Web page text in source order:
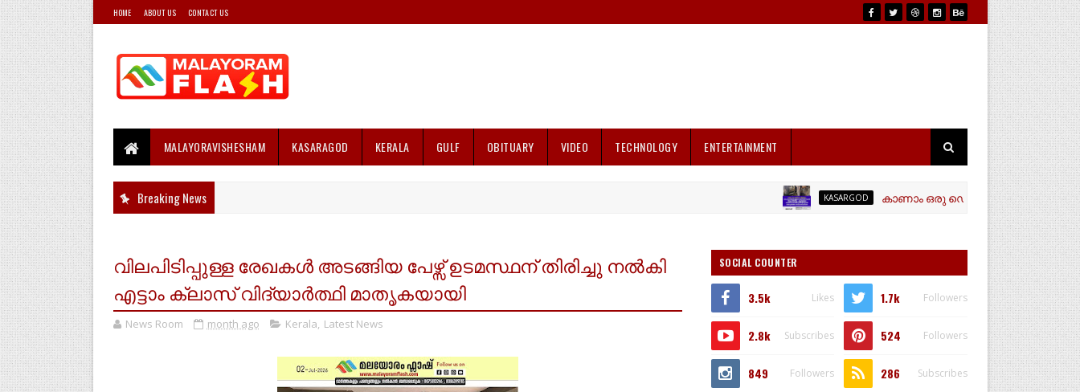
HOME ABOUT US CONTACT US
MALAYORAVISHESHAM KASARAGOD KERALA GULF OBITUARY VIDEO TECHNOLOGY ENTERTAINMENT
Breaking News KASARGOD കാണാം ഒരു ഡെയ്‌റി ഫാം വിജയഗാഥ രണ്ടു
വിലപിടിപ്പുള്ള രേഖകൾ അടങ്ങിയ പേഴ്സ് ഉടമസ്ഥന് തിരിച്ചു നൽകി
എട്ടാം ക്ലാസ് വിദ്യാർത്ഥി മാതൃകയായി
News Room month ago Kerala, Latest News
SOCIAL COUNTER
3.5k Likes 1.7k Followers
2.8k Subscribes 524 Followers
849 Followers 286 Subscribes